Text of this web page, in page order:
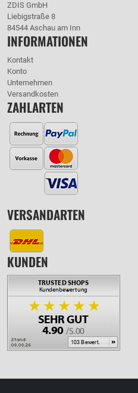
ZDIS GmbH
Liebigstraße 8
84544 Aschau am Inn
INFORMATIONEN
Kontakt
Konto
Unternehmen
Versandkosten
ZAHLARTEN
VERSANDARTEN
KUNDEN